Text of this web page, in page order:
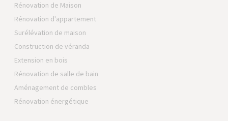
Rénovation de Maison
Rénovation d'appartement
Surélévation de maison
Construction de véranda
Extension en bois
Rénovation de salle de bain
Aménagement de combles
Rénovation énergétique